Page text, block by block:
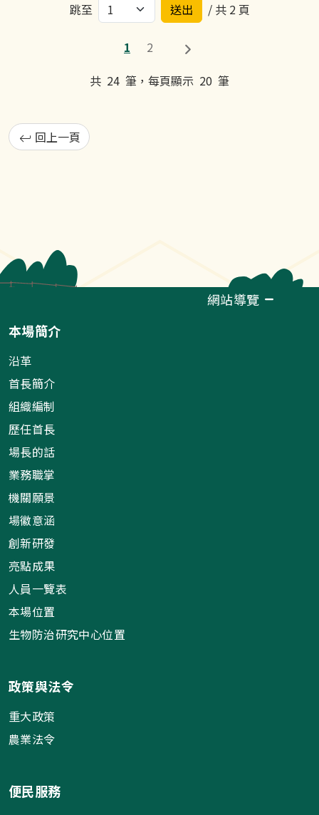
跳至 / 共 2 頁
1
2
共 24 筆，每頁顯示 20 筆
回上一頁
網站導覽
本場簡介
沿革
首長簡介
組織編制
歷任首長
場長的話
業務職掌
機關願景
場徽意涵
創新研發
亮點成果
人員一覽表
本場位置
生物防治研究中心位置
政策與法令
重大政策
農業法令
便民服務